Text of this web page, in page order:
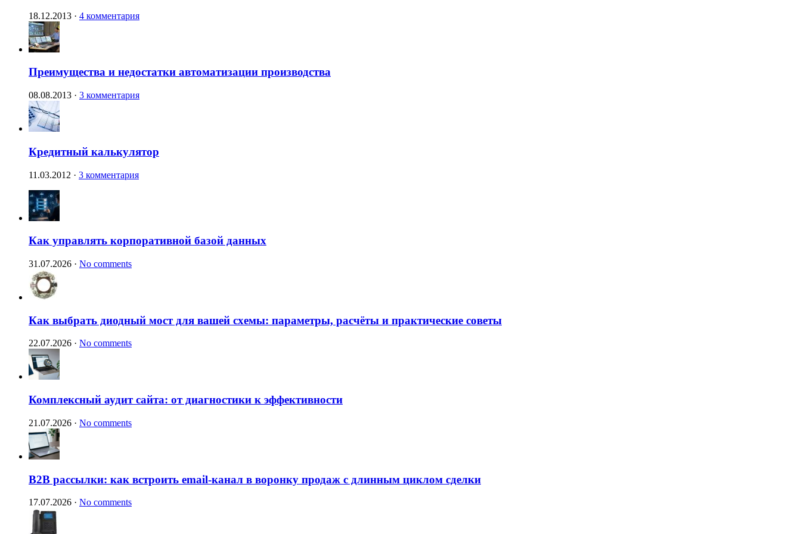
18.12.2013 · 4 комментария
Преимущества и недостатки автоматизации производства
08.08.2013 · 3 комментария
Кредитный калькулятор
11.03.2012 · 3 комментария
Как управлять корпоративной базой данных
31.07.2026 · No comments
Как выбрать диодный мост для вашей схемы: параметры, расчёты и практические советы
22.07.2026 · No comments
Комплексный аудит сайта: от диагностики к эффективности
21.07.2026 · No comments
B2B рассылки: как встроить email-канал в воронку продаж с длинным циклом сделки
17.07.2026 · No comments